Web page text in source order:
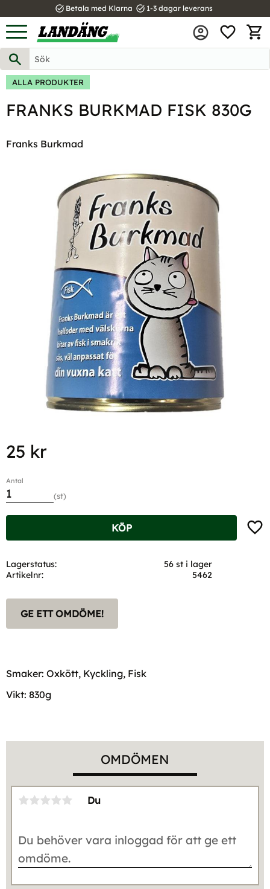
Meny
task_alt Betala med Klarna task_alt 1-3 dagar leverans
ALLA PRODUKTER
FRANKS BURKMAD FISK 830G
Franks Burkmad
25 kr
Antal
st
KÖP
Lagerstatus
56 st i lager
Artikelnr
5462
GE ETT OMDÖME!
Smaker: Oxkött, Kyckling, Fisk
Vikt: 830g
OMDÖMEN
Du